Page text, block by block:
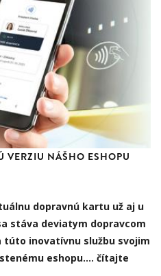
VERZIU NÁŠHO ESHOPU
dopravnú kartu už aj u
stáva deviatym dopravcom
túto inovatívnu službu svojim
eshopu.… čítajte